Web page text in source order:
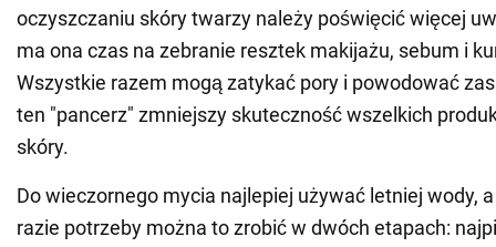
oczyszczaniu skóry twarzy należy poświęcić więcej
ma ona czas na zebranie resztek makijażu, sebum i
Wszystkie razem mogą zatykać pory i powodować
ten "pancerz" zmniejszy skuteczność wszelkich
skóry.
Do wieczornego mycia najlepiej używać letniej wody,
razie potrzeby można to zrobić w dwóch etapach: